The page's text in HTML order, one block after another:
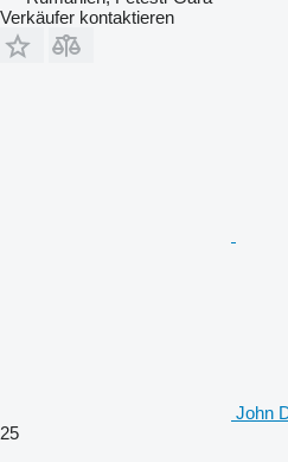
Verkäufer kontaktieren
John
25